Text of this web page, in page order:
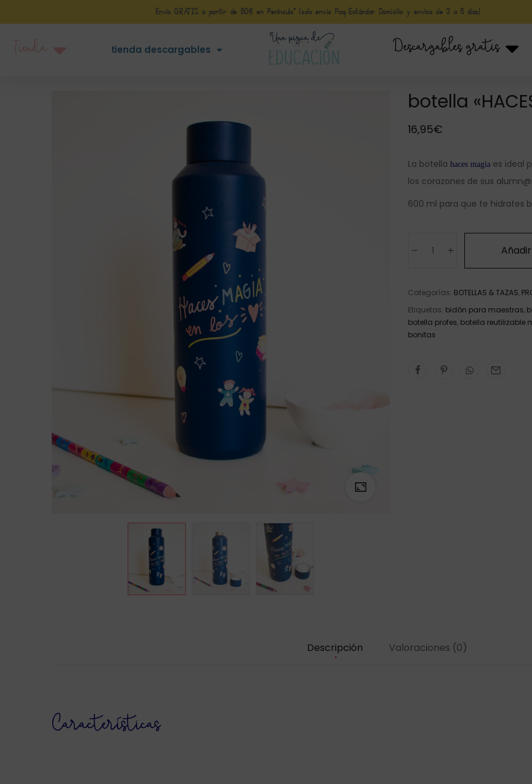
Envío GRATIS a partir de 50€ en Península* (solo envio Paq Estándar Domicilio y envíos de 3 a 5 días)
tienda descargables Descargables gratis
botella
16,95€
La botella haces magia es ideal
los corazones de sus
600 ml para que te hidrates
Categorías: BOTELLAS & TAZAS,
Etiquetas: bidón para maestras,
botella profes, botella reutilizable
bonitas
Descripción Valoraciones (0)
Características